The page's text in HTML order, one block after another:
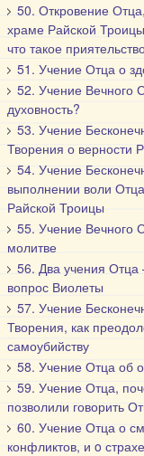
50. Откровение
храме Райской
что такое
51. Учение Отца о
52. Учение Вечного
духовность?
53. Учение
Творения о верности
54. Учение
выполнении воли
Райской Троицы
55. Учение Вечного
молитве
56. Два учения
вопрос Виолеты
57. Учение
Творения, как
самоубийству
58. Учение Отца об
59. Учение Отца,
позволили говорить
60. Учение Отца о
конфликтов, и o